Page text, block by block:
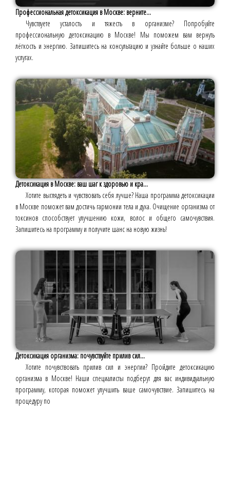
Профессиональная детоксикация в Москве: верните...
Чувствуете усталость и тяжесть в организме? Попробуйте
профессиональную детоксикацию в Москве! Мы поможем вам вернуть
лёгкость и энергию. Запишитесь на консультацию и узнайте больше о наших
услугах.
Детоксикация в Москве: ваш шаг к здоровью и кра...
Хотите выглядеть и чувствовать себя лучше? Наша программа детоксикации
в Москве поможет вам достичь гармонии тела и духа. Очищение организма от
токсинов способствует улучшению кожи, волос и общего самочувствия.
Запишитесь на программу и получите шанс на новую жизнь!
Детоксикация организма: почувствуйте прилив сил...
Хотите почувствовать прилив сил и энергии? Пройдите детоксикацию
организма в Москве! Наши специалисты подберут для вас индивидуальную
программу, которая поможет улучшить ваше самочувствие. Запишитесь на
процедуру по